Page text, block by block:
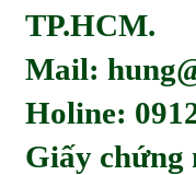
TP.HCM.
Mail:
Holine:
Giấy chứng